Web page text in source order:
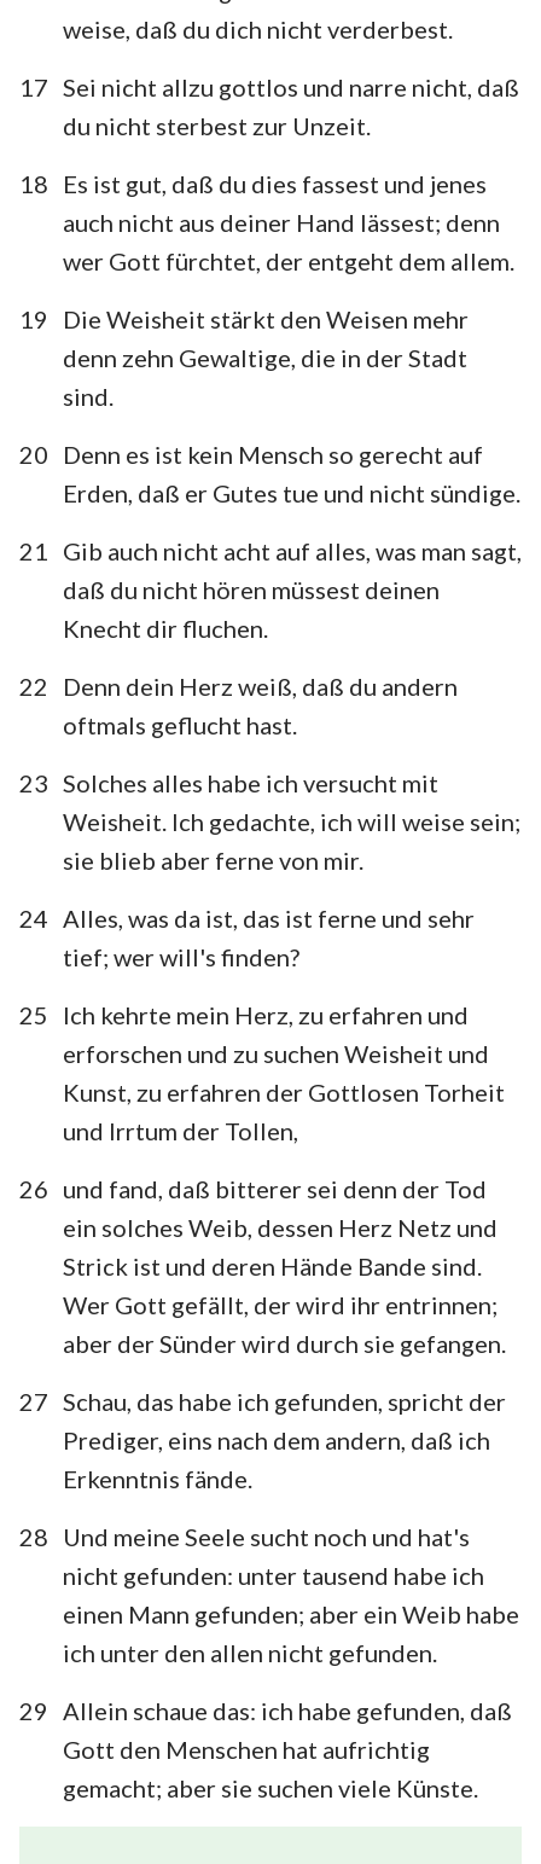
7
weise, daß du dich nicht verderbest.
17 Sei nicht allzu gottlos und narre nicht, daß
du nicht sterbest zur Unzeit.
18
Es ist gut, daß du dies fassest und jenes
auch nicht aus deiner Hand lässest; denn
wer Gott fürchtet, der entgeht dem allem.
19
Die Weisheit stärkt den Weisen mehr
denn zehn Gewaltige, die in der Stadt
sind.
20
Denn es ist kein Mensch so gerecht auf
Erden, daß er Gutes tue und nicht sündige.
21
Gib auch nicht acht auf alles, was man sagt,
daß du nicht hören müssest deinen
Knecht dir fluchen.
22
Denn dein Herz weiß, daß du andern
oftmals geflucht hast.
23 Solches alles habe ich versucht mit
Weisheit. Ich gedachte, ich will weise sein;
sie blieb aber ferne von mir.
24 Alles, was da ist, das ist ferne und sehr
tief; wer will's finden?
25
Ich kehrte mein Herz, zu erfahren und
erforschen und zu suchen Weisheit und
Kunst, zu erfahren der Gottlosen Torheit
und Irrtum der Tollen,
26 und fand, daß bitterer sei denn der Tod
ein solches Weib, dessen Herz Netz und
Strick ist und deren Hände Bande sind.
Wer Gott gefällt, der wird ihr entrinnen;
aber der Sünder wird durch sie gefangen.
27 Schau, das habe ich gefunden, spricht der
Prediger, eins nach dem andern, daß ich
Erkenntnis fände.
28
Und meine Seele sucht noch und hat's
nicht gefunden: unter tausend habe ich
einen Mann gefunden; aber ein Weib habe
ich unter den allen nicht gefunden.
29
Allein schaue das: ich habe gefunden, daß
Gott den Menschen hat aufrichtig
gemacht; aber sie suchen viele Künste.